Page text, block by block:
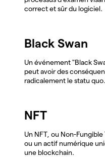
correct et sûr du logiciel.
Black Swan
Un événement "Black
peut avoir des
radicalement le statu quo.
NFT
Un NFT, ou Non-
ou un actif numérique
une blockchain.